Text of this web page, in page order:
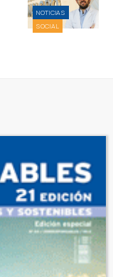
NOTICIAS
SOCIAL